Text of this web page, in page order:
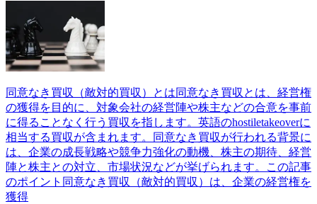
同意なき買収（敵対的買収）とは同意なき買収とは、経営権
の獲得を目的に、対象会社の経営陣や株主などの合意を事前
に得ることなく行う買収を指します。英語のhostiletakeoverに
相当する買収が含まれます。同意なき買収が行われる背景に
は、企業の成長戦略や競争力強化の動機、株主の期待、経営
陣と株主との対立、市場状況などが挙げられます。この記事
のポイント同意なき買収（敵対的買収）は、企業の経営権を
獲得